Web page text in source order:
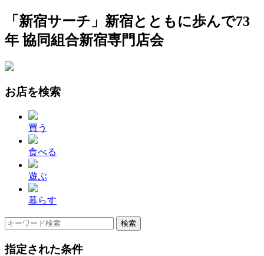
「新宿サーチ」新宿とともに歩んで73
年 協同組合新宿専門店会
お店を検索
買う
食べる
遊ぶ
暮らす
指定された条件